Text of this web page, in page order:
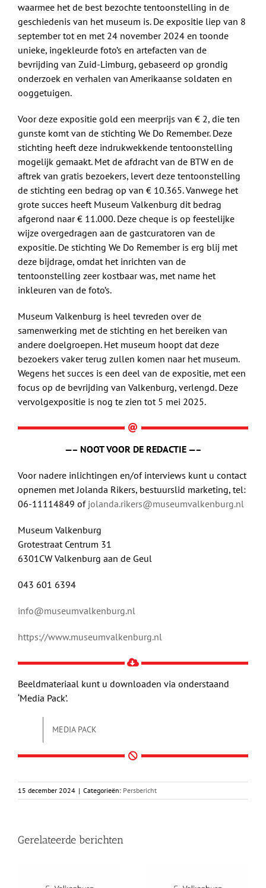
waarmee het de best bezochte tentoonstelling in de
geschiedenis van het museum is. De expositie liep van 8
september tot en met 24 november 2024 en toonde
unieke, ingekleurde foto’s en artefacten van de
bevrijding van Zuid-Limburg, gebaseerd op grondig
onderzoek en verhalen van Amerikaanse soldaten en
ooggetuigen.
Voor deze expositie gold een meerprijs van € 2, die ten
gunste komt van de stichting We Do Remember. Deze
stichting heeft deze indrukwekkende tentoonstelling
mogelijk gemaakt. Met de afdracht van de BTW en de
aftrek van gratis bezoekers, levert deze tentoonstelling
de stichting een bedrag op van € 10.365. Vanwege het
grote succes heeft Museum Valkenburg dit bedrag
afgerond naar € 11.000. Deze cheque is op feestelijke
wijze overgedragen aan de gastcuratoren van de
expositie. De stichting We Do Remember is erg blij met
deze bijdrage, omdat het inrichten van de
tentoonstelling zeer kostbaar was, met name het
inkleuren van de foto’s.
Museum Valkenburg is heel tevreden over de
samenwerking met de stichting en het bereiken van
andere doelgroepen. Het museum hoopt dat deze
bezoekers vaker terug zullen komen naar het museum.
Wegens het succes is een deel van de expositie, met een
focus op de bevrijding van Valkenburg, verlengd. Deze
vervolgexpositie is nog te zien tot 5 mei 2025.
—– NOOT VOOR DE REDACTIE —–
Voor nadere inlichtingen en/of interviews kunt u contact
opnemen met Jolanda Rikers, bestuurslid marketing, tel:
06-11114849 of jolanda.rikers@museumvalkenburg.nl
Museum Valkenburg
Grotestraat Centrum 31
6301CW Valkenburg aan de Geul
043 601 6394
info@museumvalkenburg.nl
https://www.museumvalkenburg.nl
Beeldmateriaal kunt u downloaden via onderstaand
‘Media Pack’.
MEDIA PACK
15 december 2024 | Categorieën: Persbericht
Gerelateerde berichten